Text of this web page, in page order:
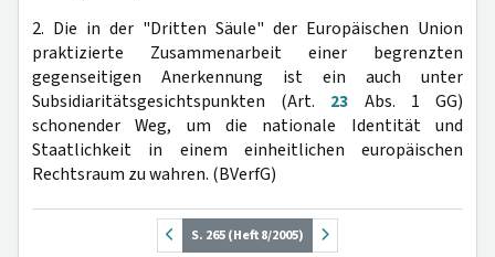
2. Die in der "Dritten Säule" der Europäischen Union
praktizierte Zusammenarbeit einer begrenzten
gegenseitigen Anerkennung ist ein auch unter
Subsidiaritätsgesichtspunkten (Art. 23 Abs. 1 GG)
schonender Weg, um die nationale Identität und
Staatlichkeit in einem einheitlichen europäischen
Rechtsraum zu wahren. (BVerfG)
S. 265 (Heft 8/2005)